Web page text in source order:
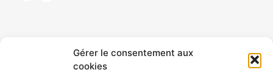
Gérer le consentement aux
cookies
CONTACT MENTIONS LÉGALES